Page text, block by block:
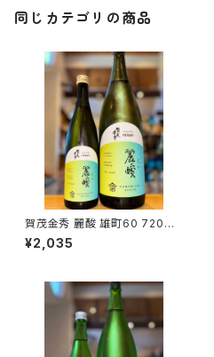
同じカテゴリの商品
賀茂金秀 麗酸 雄町60 720ml
１本（金光酒造・広島県東広島市
黒瀬町）
¥2,035